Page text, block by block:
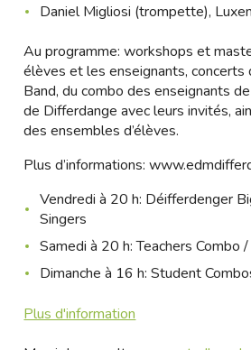
Daniel Migliosi (trompette),
Au programme: workshops et
élèves et les enseignants, concerts
Band, du combo des enseignants
de Differdange avec leurs invités,
des ensembles d’élèves.
Plus d’informations:
Vendredi à 20 h: Déifferdenger
Singers
Samedi à 20 h: Teachers
Dimanche à 16 h: Student
Plus d'information